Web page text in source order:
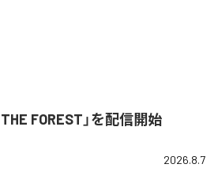
FOREST」を配信開始
2026.8.7